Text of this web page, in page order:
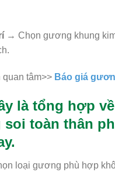
→ Chọn gương khung
quan tâm>> Báo giá
là tổng hợp
toàn thân
loại gương phù hợp